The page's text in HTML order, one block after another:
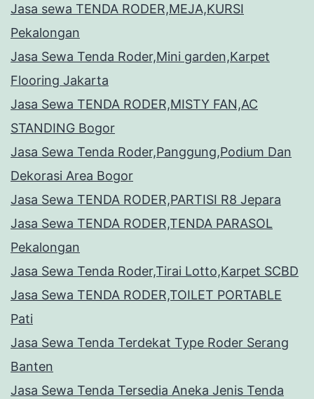
Jasa sewa TENDA RODER,MEJA,KURSI
Pekalongan
Jasa Sewa Tenda Roder,Mini garden,Karpet
Flooring Jakarta
Jasa Sewa TENDA RODER,MISTY FAN,AC
STANDING Bogor
Jasa Sewa Tenda Roder,Panggung,Podium Dan
Dekorasi Area Bogor
Jasa Sewa TENDA RODER,PARTISI R8 Jepara
Jasa Sewa TENDA RODER,TENDA PARASOL
Pekalongan
Jasa Sewa Tenda Roder,Tirai Lotto,Karpet SCBD
Jasa Sewa TENDA RODER,TOILET PORTABLE
Pati
Jasa Sewa Tenda Terdekat Type Roder Serang
Banten
Jasa Sewa Tenda Tersedia Aneka Jenis Tenda